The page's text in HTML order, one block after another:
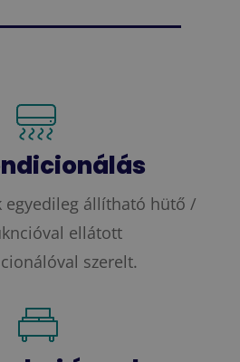
egyedileg állítható hütő /
ellátott
szerelt.